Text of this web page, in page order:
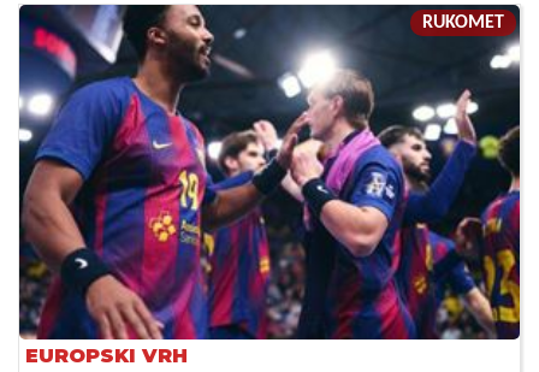
RUKOMET
EUROPSKI VRH